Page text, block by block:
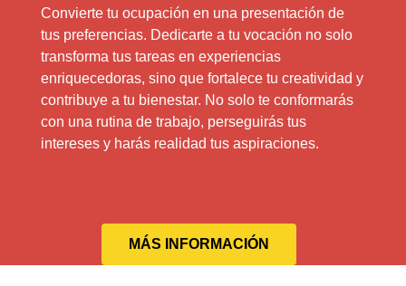
Convierte tu ocupación en una presentación de
tus preferencias. Dedicarte a tu vocación no solo
transforma tus tareas en experiencias
enriquecedoras, sino que fortalece tu creatividad y
contribuye a tu bienestar. No solo te conformarás
con una rutina de trabajo, perseguirás tus
intereses y harás realidad tus aspiraciones.
MÁS INFORMACIÓN